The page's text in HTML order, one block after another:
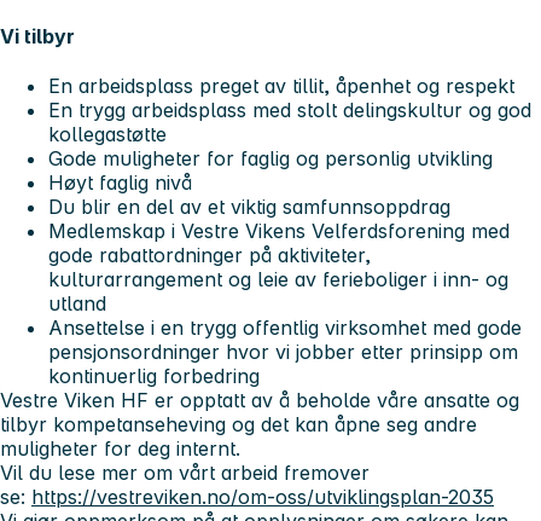
Vi tilbyr
En arbeidsplass preget av tillit, åpenhet og respekt
En trygg arbeidsplass med stolt delingskultur og god
kollegastøtte
Gode muligheter for faglig og personlig utvikling
Høyt faglig nivå
Du blir en del av et viktig samfunnsoppdrag
Medlemskap i Vestre Vikens Velferdsforening med
gode rabattordninger på aktiviteter,
kulturarrangement og leie av ferieboliger i inn- og
utland
Ansettelse i en trygg offentlig virksomhet med gode
pensjonsordninger hvor vi jobber etter prinsipp om
kontinuerlig forbedring
Vestre Viken HF er opptatt av å beholde våre ansatte og
tilbyr kompetanseheving og det kan åpne seg andre
muligheter for deg internt.
Vil du lese mer om vårt arbeid fremover
se: https://vestreviken.no/om-oss/utviklingsplan-2035